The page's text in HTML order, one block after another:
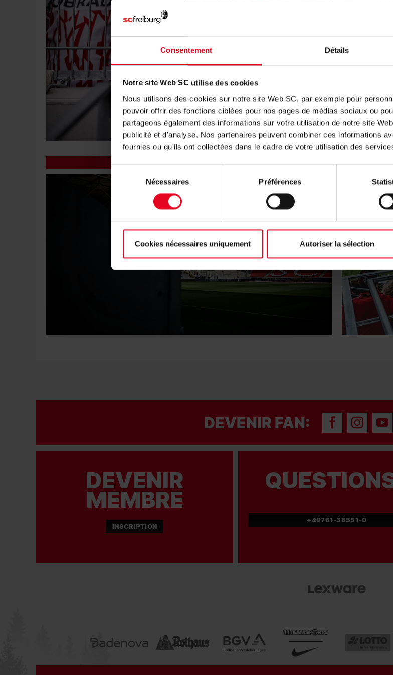
Consentement Détails
Notre site Web SC utilise des cookies
Nous utilisons des cookies sur notre site Web SC, par exemple pour
pouvoir offrir des fonctions ciblées pour nos pages de médias sociaux ou
partageons également des informations sur votre utilisation de notre site
publicité et d'analyse. Nos partenaires peuvent combiner ces informations
fournies ou qu'ils ont collectées dans le cadre de votre utilisation des
Sélection
du
consentement
Nécessaires Préférences
Cookies nécessaires uniquement Autoriser la sélection
VISITEURS
DEVENIR FAN:
DEVENIR
MEMBRE
INSCRIPTION
+49761-38551-0